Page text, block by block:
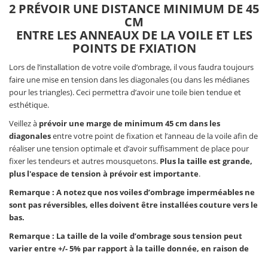
2 PRÉVOIR UNE DISTANCE MINIMUM DE 45
CM
ENTRE LES ANNEAUX DE LA VOILE ET LES
POINTS DE FXIATION
Lors de l’installation de votre voile d’ombrage, il vous faudra toujours
faire une mise en tension dans les diagonales (ou dans les médianes
pour les triangles). Ceci permettra d’avoir une toile bien tendue et
esthétique.
Veillez à prévoir une marge de minimum 45 cm dans les
diagonalesentre votre point de fixation et l’anneau de la voile afin de
réaliser une tension optimale et d’avoir suffisamment de place pour
fixer les tendeurs et autres mousquetons. Plus la taille est grande,
plus l'espace de tension à prévoir est importante.
Remarque : A notez que nos voiles d’ombrage imperméables ne
sont pas réversibles, elles doivent être installées couture vers le
bas.
Remarque : La taille de la voile d’ombrage sous tension peut
varier entre +/- 5% par rapport à la taille donnée, en raison de